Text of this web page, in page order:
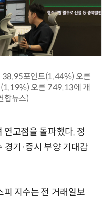
38.95포인트(1.44%) 오른
오른 749.13에 개
합뉴스)
고점을 돌파했다. 정
경기·증시 부양 기대감
피 지수는 전 거래일보